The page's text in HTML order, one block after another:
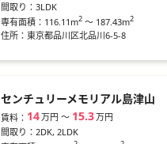
間取り：3LDK
専有面積： 116.11m2 ～ 187.43m2
住所：東京都品川区北品川6-5-8
センチュリーメモリアル島津山
賃料： 14万円〜 15.3万円
間取り：2DK, 2LDK